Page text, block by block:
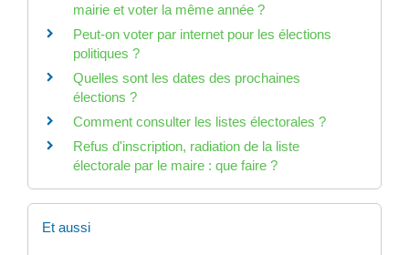
mairie et voter la même année ?
Peut-on voter par internet pour les élections
politiques ?
Quelles sont les dates des prochaines
élections ?
Comment consulter les listes électorales ?
Refus d'inscription, radiation de la liste
électorale par le maire : que faire ?
Et aussi